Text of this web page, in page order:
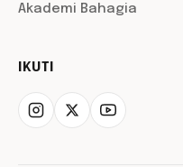
Akademi Bahagia
IKUTI